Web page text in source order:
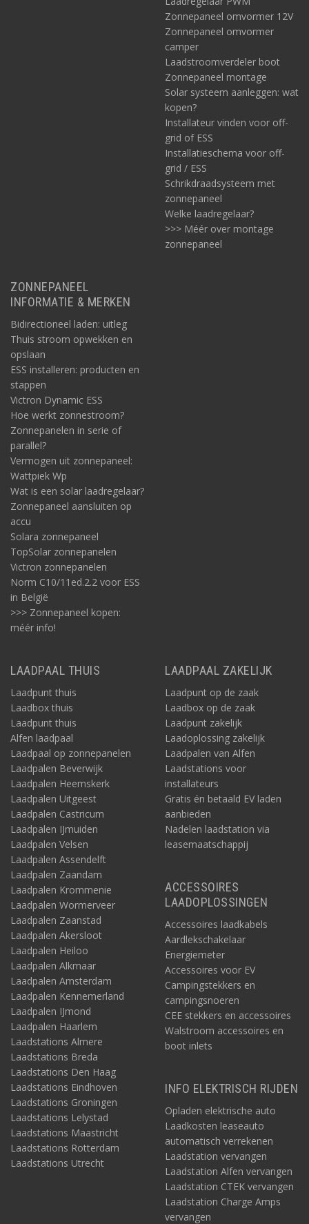
Zonnepaneel omvormer 12V
Zonnepaneel omvormer
camper
Laadstroomverdeler boot
Zonnepaneel montage
Solar systeem aanleggen: wat
kopen?
Installateur vinden voor off-
grid of ESS
Installatieschema voor off-
grid / ESS
Schrikdraadsysteem met
zonnepaneel
Welke laadregelaar?
>>> Méér over montage
zonnepaneel
ZONNEPANEEL
INFORMATIE & MERKEN
Bidirectioneel laden: uitleg
Thuis stroom opwekken en
opslaan
ESS installeren: producten en
stappen
Victron Dynamic ESS
Hoe werkt zonnestroom?
Zonnepanelen in serie of
parallel?
Vermogen uit zonnepaneel:
Wattpiek Wp
Wat is een solar laadregelaar?
Zonnepaneel aansluiten op
accu
Solara zonnepaneel
TopSolar zonnepanelen
Victron zonnepanelen
Norm C10/11ed.2.2 voor ESS
in België
>>> Zonnepaneel kopen:
méér info!
LAADPAAL THUIS
Laadpunt thuis
Laadbox thuis
Laadpunt thuis
Alfen laadpaal
Laadpaal op zonnepanelen
Laadpalen Beverwijk
Laadpalen Heemskerk
Laadpalen Uitgeest
Laadpalen Castricum
Laadpalen IJmuiden
Laadpalen Velsen
Laadpalen Assendelft
Laadpalen Zaandam
Laadpalen Krommenie
Laadpalen Wormerveer
Laadpalen Zaanstad
Laadpalen Akersloot
Laadpalen Heiloo
Laadpalen Alkmaar
Laadpalen Amsterdam
Laadpalen Kennemerland
Laadpalen IJmond
Laadpalen Haarlem
Laadstations Almere
Laadstations Breda
Laadstations Den Haag
Laadstations Eindhoven
Laadstations Groningen
Laadstations Lelystad
Laadstations Maastricht
Laadstations Rotterdam
Laadstations Utrecht
LAADPAAL ZAKELIJK
Laadpunt op de zaak
Laadbox op de zaak
Laadpunt zakelijk
Laadoplossing zakelijk
Laadpalen van Alfen
Laadstations voor
installateurs
Gratis én betaald EV laden
aanbieden
Nadelen laadstation via
leasemaatschappij
ACCESSOIRES
LAADOPLOSSINGEN
Accessoires laadkabels
Aardlekschakelaar
Energiemeter
Accessoires voor EV
Campingstekkers en
campingsnoeren
CEE stekkers en accessoires
Walstroom accessoires en
boot inlets
INFO ELEKTRISCH RIJDEN
Opladen elektrische auto
Laadkosten leaseauto
automatisch verrekenen
Laadstation vervangen
Laadstation Alfen vervangen
Laadstation CTEK vervangen
Laadstation Charge Amps
vervangen